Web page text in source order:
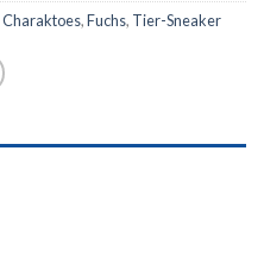
Charaktoes,Fuchs, Tier-Sneaker